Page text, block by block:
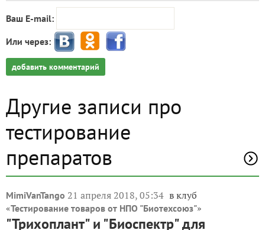
Ваш E-mail:
Или через:
добавить комментарий
Другие записи про
тестирование
препаратов
MimiVanTango 21 апреля 2018, 05:34 в клуб
«Тестирование товаров от НПО "Биотехсоюз"»
"Трихоплант" и "Биоспектр" для